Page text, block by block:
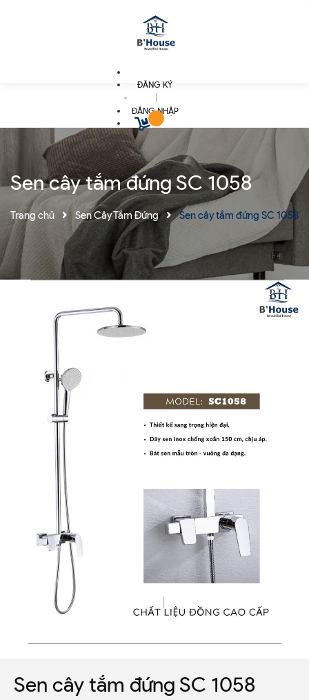
ĐĂNG KÝ
ĐĂNG NHẬP
Sen cây tắm đứng SC 1058
Trang chủ Sen Cây Tắm Đứng Sen cây tắm đứng SC 1058
Sen cây tắm đứng SC 1058